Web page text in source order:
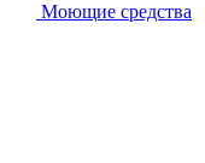
Моющие средства